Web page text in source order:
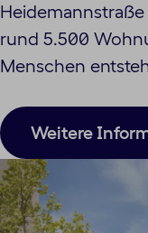
rund 5.500
Menschen
Weitere